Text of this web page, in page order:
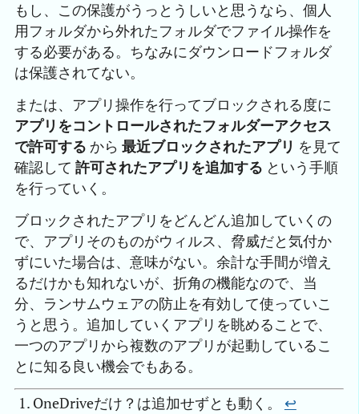
もし、この保護がうっとうしいと思うなら、個人
用フォルダから外れたフォルダでファイル操作を
する必要がある。ちなみにダウンロードフォルダ
は保護されてない。
または、アプリ操作を行ってブロックされる度に
アプリをコントロールされたフォルダーアクセス
で許可する から 最近ブロックされたアプリ を見て
確認して 許可されたアプリを追加する という手順
を行っていく。
ブロックされたアプリをどんどん追加していくの
で、アプリそのものがウィルス、脅威だと気付か
ずにいた場合は、意味がない。余計な手間が増え
るだけかも知れないが、折角の機能なので、当
分、ランサムウェアの防止を有効して使っていこ
うと思う。追加していくアプリを眺めることで、
一つのアプリから複数のアプリが起動しているこ
とに知る良い機会でもある。
OneDriveだけ？は追加せずとも動く。 ↩︎